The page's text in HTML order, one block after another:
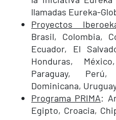
llamadas Eureka-
Proyectos
Brasil, Colombia,
Ecuador, El
Honduras,
Paraguay,
Dominicana,
Programa PRIMA:
Egipto, Croacia,